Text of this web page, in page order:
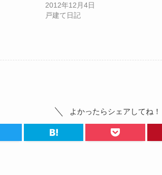
2012年12月4日
戸建て日記
よかったらシェアしてね！